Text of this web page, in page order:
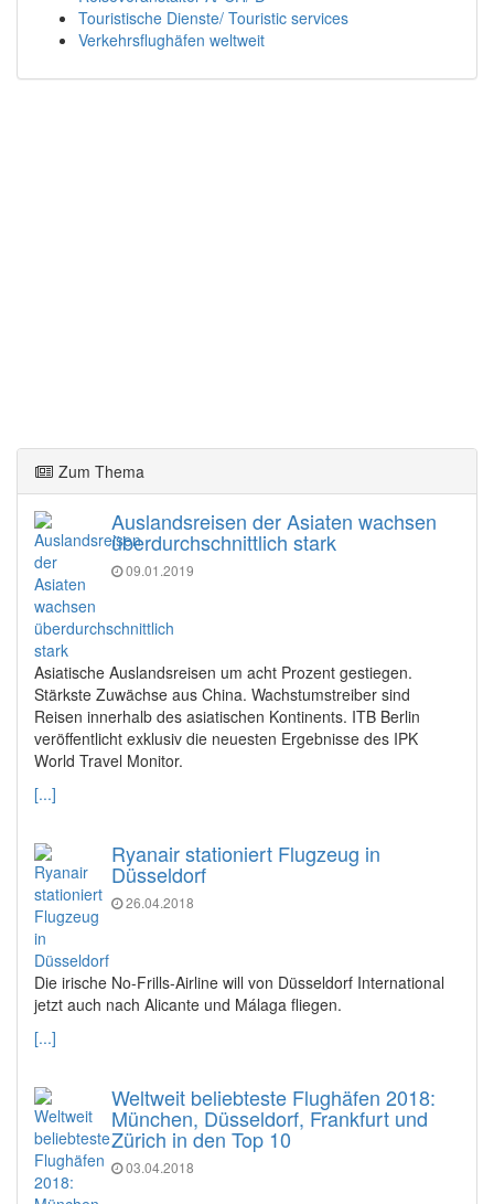
Touristische Dienste/ Touristic services
Verkehrsflughäfen weltweit
Zum Thema
Auslandsreisen der Asiaten wachsen
überdurchschnittlich stark
09.01.2019
Asiatische Auslandsreisen um acht Prozent gestiegen.
Stärkste Zuwächse aus China. Wachstumstreiber sind
Reisen innerhalb des asiatischen Kontinents. ITB Berlin
veröffentlicht exklusiv die neuesten Ergebnisse des IPK
World Travel Monitor.
[...]
Ryanair stationiert Flugzeug in
Düsseldorf
26.04.2018
Die irische No-Frills-Airline will von Düsseldorf International
jetzt auch nach Alicante und Málaga fliegen.
[...]
Weltweit beliebteste Flughäfen 2018:
München, Düsseldorf, Frankfurt und
Zürich in den Top 10
03.04.2018